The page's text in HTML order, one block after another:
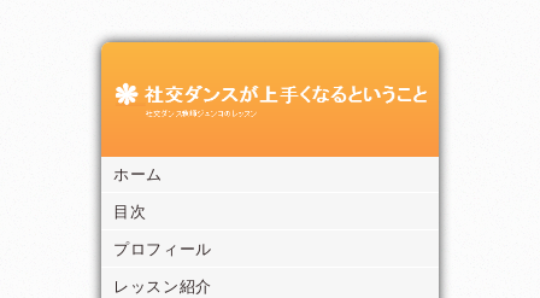
ホーム
目次
プロフィール
レッスン紹介